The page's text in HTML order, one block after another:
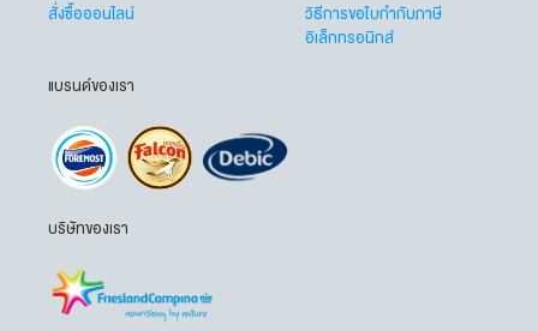
สั่งซื้อออนไลน์
วิธีการขอใบกำกับภาษี
อิเล็กทรอนิกส์
แบรนด์ของเรา
บริษัทของเรา